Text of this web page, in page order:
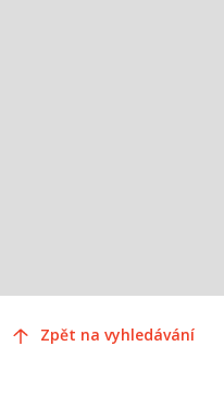
Zpět na vyhledávání